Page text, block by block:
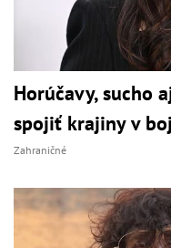
Horúčavy, sucho
spojiť krajiny v
Zahraničné